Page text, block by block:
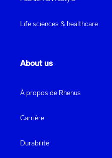
Life sciences & healthcare
About us
À propos de Rhenus
Carrière
Durabilité